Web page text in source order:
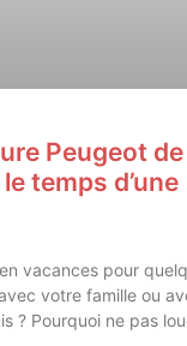
Peugeot
temps d’une
vacances pour
votre famille ou
? Pourquoi ne pas